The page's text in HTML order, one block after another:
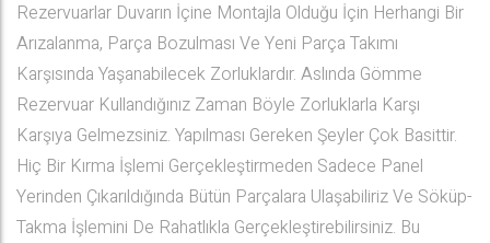
Rezervuarlar Duvarın İçine Montajla Olduğu İçin Herhangi Bir
Arızalanma, Parça Bozulması Ve Yeni Parça Takımı
Karşısında Yaşanabilecek Zorluklardır. Aslında Gömme
Rezervuar Kullandığınız Zaman Böyle Zorluklarla Karşı
Karşıya Gelmezsiniz. Yapılması Gereken Şeyler Çok Basittir.
Hiç Bir Kırma İşlemi Gerçekleştirmeden Sadece Panel
Yerinden Çıkarıldığında Bütün Parçalara Ulaşabiliriz Ve Söküp-
Takma İşlemini De Rahatlıkla Gerçekleştirebilirsiniz. Bu